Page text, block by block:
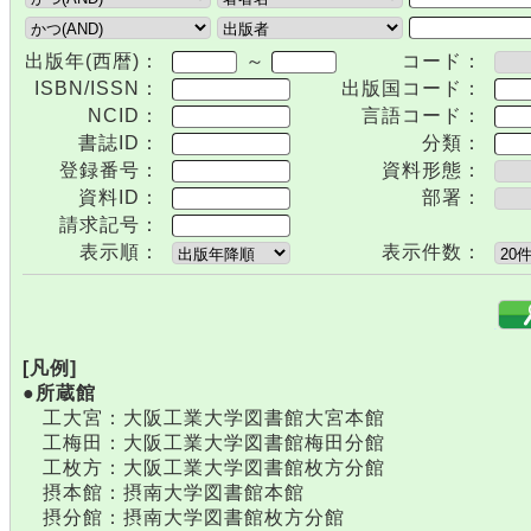
出版年(西暦)： ～
コード：
ISBN/ISSN：
出版国コード：
NCID：
言語コード：
書誌ID：
分類：
登録番号：
資料形態：
資料ID：
部署：
請求記号：
表示順：
表示件数：
.
[凡例]
●所蔵館
工大宮：大阪工業大学図書館大宮本館
工梅田：大阪工業大学図書館梅田分館
工枚方：大阪工業大学図書館枚方分館
摂本館：摂南大学図書館本館
摂分館：摂南大学図書館枚方分館